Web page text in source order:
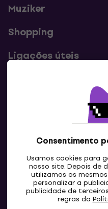
Consentimento
Usamos cookies para
nosso site. Depois de
utilizamos os
personalizar a
publicidade de
regras da
Muziker
Shopping
Ligações úteis